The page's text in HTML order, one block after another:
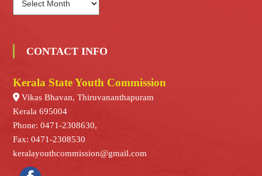
a
o
I
V
S
CONTACT INFO
Kerala State Youth Commission
Vikas Bhavan, Thiruvananthapuram
Kerala 695004
Phone: 0471-2308630,
Fax: 0471-2308530
keralayouthcommission@gmail.com